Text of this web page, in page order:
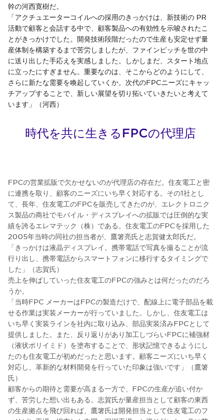
幹の河西寛樹だ。
「アクチュエーターコイルへの採用のきっかけは、新技術の PR
活動で顧客と会話する中で、顧客製品への有効性を示唆されたこ
とがきっかけでした。開発技術段階だったので生産も安定せず量
産体制を構築するまで苦労しましたが、ファインピッチを世の中
に送り出した手応えを実感しました。しかしまだ、スタート地点
に立ったにすぎません。重要なのは、そこからどのようにして、
さらに新たな需要を喚起していくか。次代のFPCニーズにキャッ
チアップすることで、新しい展望を切り拓いていきたいと考えて
います」（河西）
時代を共に生きるFPCの代理店
FPCの営業拡販で欠かせないのが代理店の存在だ。住友電工と密
に連携を取り、顧客のニーズにいち早く対応する。その1社とし
て、長年、住友電工のFPCを販売してきたのが、エレクトロニク
ス製品の商社でモバイル・ディスプレイへの拡販では圧倒的な実
績を誇るエレマテック（株）である。住友電工のFPCを採用した
2005年当時の同社の担当者が、鷹箸亮氏と志賀健太郎氏だ。
「きっかけは液晶ディスプレイ。携帯電話で写真を撮ることが流
行り出し、携帯電話からスマートフォンに移行するタイミングで
した」（志賀氏）
売上を伸ばしていった住友電工のFPCの強みとは何だったのだろ
うか。
「当時FPC メーカーはFPCの製造だけで、配線上に電子部品を載
せる作業は実装メーカーが行っていました。しかし、住友電工は
いち早く実装ラインを社内に取り込み、部品実装済みFPCとして
提供しました。また、反り返りがあり加工しづらいFPCに補強材
（液状ポリイミド）を塗布することで、形状記憶できるようにし
たのも住友電工が初めだったと思います。顧客ニーズにいち早く
対応し、革新的な材料開発を行っていた印象は強いです」（鷹箸
氏）
顧客からの期待と需要が高まる一方で、FPCの生産が追い付か
ず、苦労した想い出もある。志賀氏が量産担当として顧客の東西
の生産拠点を飛び回れば、鷹箸氏は開発担当として住友電工のフ